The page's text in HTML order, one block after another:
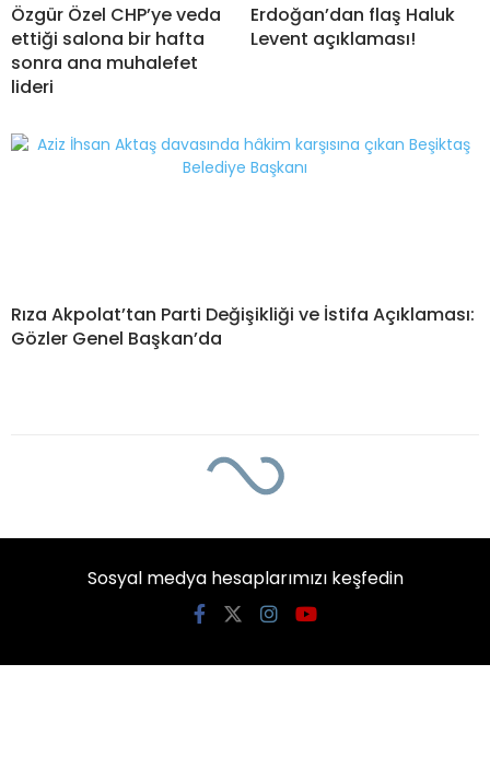
Özgür Özel CHP’ye veda
ettiği salona bir hafta
sonra ana muhalefet
lideri
Erdoğan’dan flaş Haluk
Levent açıklaması!
Rıza Akpolat’tan Parti Değişikliği ve İstifa Açıklaması:
Gözler Genel Başkan’da
Sosyal medya hesaplarımızı keşfedin